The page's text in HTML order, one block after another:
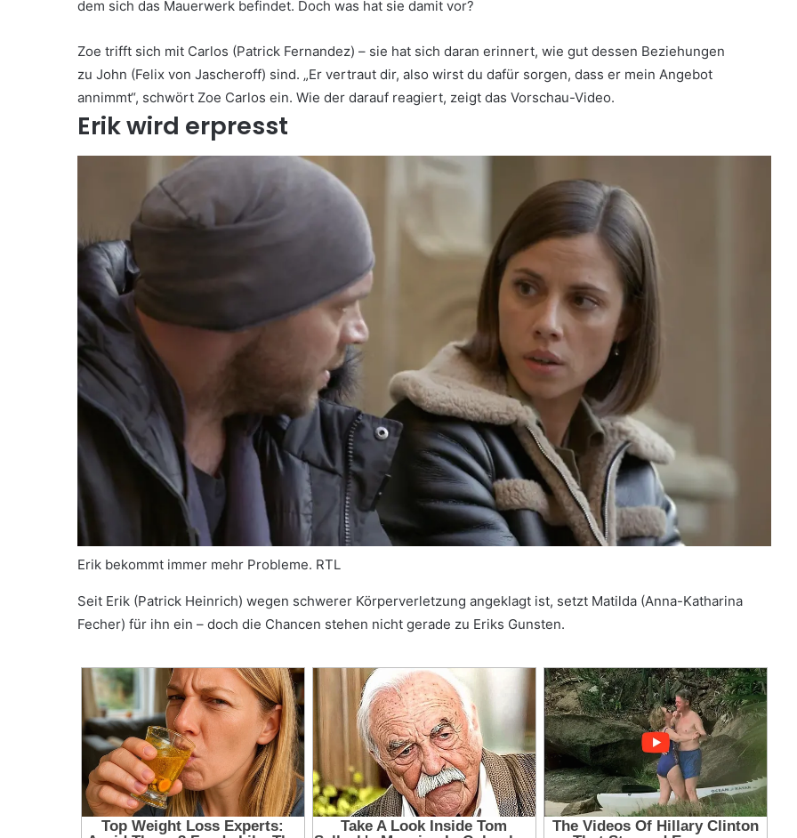
dem sich das Mauerwerk befindet. Doch was hat sie damit vor?
Zoe trifft sich mit Carlos (Patrick Fernandez) – sie hat sich daran erinnert, wie gut dessen Beziehungen
zu John (Felix von Jascheroff) sind. „Er vertraut dir, also wirst du dafür sorgen, dass er mein Angebot
annimmt“, schwört Zoe Carlos ein. Wie der darauf reagiert, zeigt das Vorschau-Video.
Erik wird erpresst
Erik bekommt immer mehr Probleme. RTL
Seit Erik (Patrick Heinrich) wegen schwerer Körperverletzung angeklagt ist, setzt Matilda (Anna-Katharina
Fecher) für ihn ein – doch die Chancen stehen nicht gerade zu Eriks Gunsten.